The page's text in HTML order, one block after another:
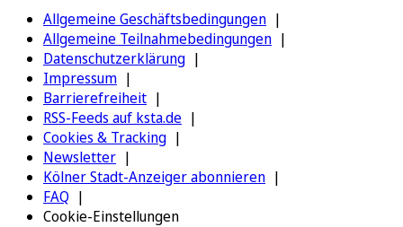
Allgemeine Geschäftsbedingungen
Allgemeine Teilnahmebedingungen
Datenschutzerklärung
Impressum
Barrierefreiheit
RSS-Feeds auf ksta.de
Cookies & Tracking
Newsletter
Kölner Stadt-Anzeiger abonnieren
FAQ
Cookie-Einstellungen